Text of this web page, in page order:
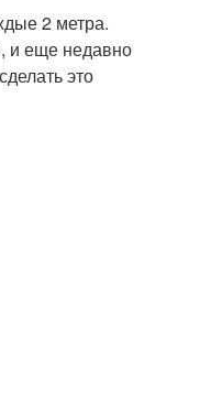
2 метра.
и еще недавно
это